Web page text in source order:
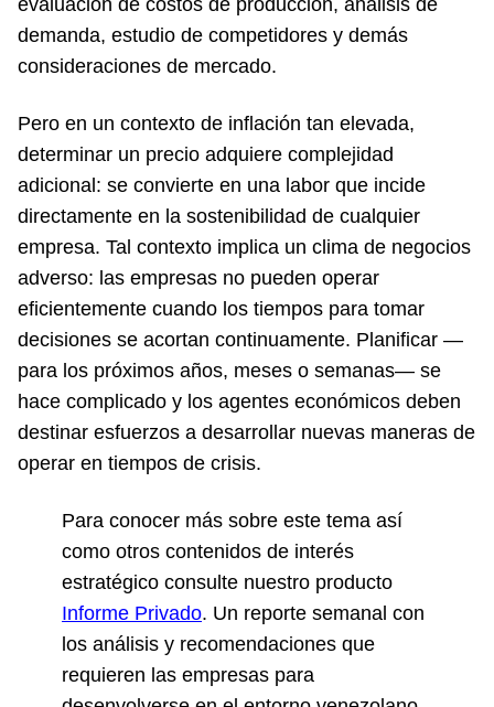
demanda, estudio de competidores y demás
consideraciones de mercado.
Pero en un contexto de inflación tan elevada,
determinar un precio adquiere complejidad
adicional: se convierte en una labor que incide
directamente en la sostenibilidad de cualquier
empresa. Tal contexto implica un clima de negocios
adverso: las empresas no pueden operar
eficientemente cuando los tiempos para tomar
decisiones se acortan continuamente. Planificar —
para los próximos años, meses o semanas— se
hace complicado y los agentes económicos deben
destinar esfuerzos a desarrollar nuevas maneras de
operar en tiempos de crisis.
Para conocer más sobre este tema así
como otros contenidos de interés
estratégico consulte nuestro producto
Informe Privado. Un reporte semanal con
los análisis y recomendaciones que
requieren las empresas para